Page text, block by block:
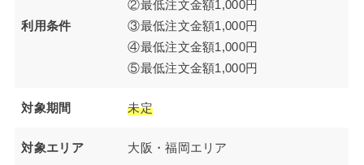
利用条件
②最低注文金額1,000円
③最低注文金額1,000円
④最低注文金額1,000円
⑤最低注文金額1,000円
対象期間 未定
対象エリア 大阪・福岡エリア